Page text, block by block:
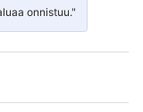
onnistuu."